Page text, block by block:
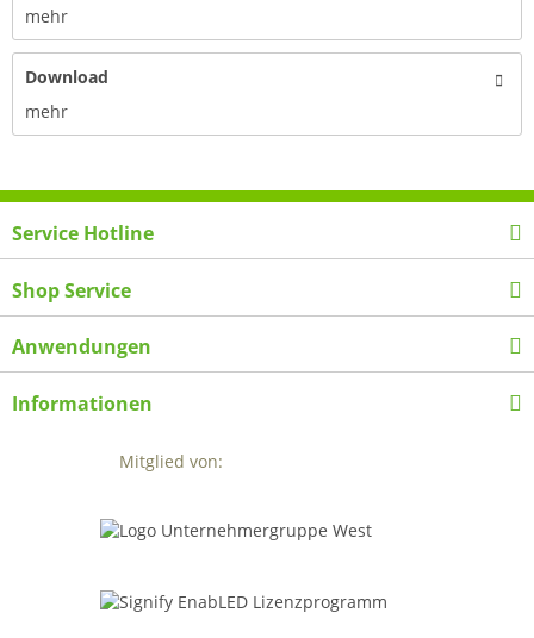
mehr
Download
mehr
Service Hotline
Shop Service
Anwendungen
Informationen
Mitglied von: